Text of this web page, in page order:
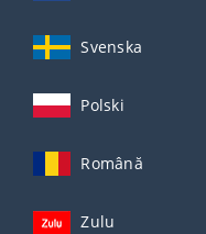
Svenska
Polski
Română
Zulu